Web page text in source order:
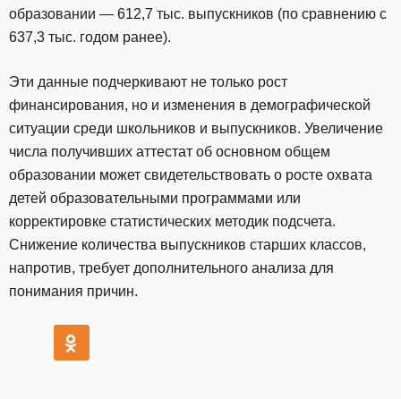
образовании — 612,7 тыс. выпускников (по сравнению с
637,3 тыс. годом ранее).
Эти данные подчеркивают не только рост
финансирования, но и изменения в демографической
ситуации среди школьников и выпускников. Увеличение
числа получивших аттестат об основном общем
образовании может свидетельствовать о росте охвата
детей образовательными программами или
корректировке статистических методик подсчета.
Снижение количества выпускников старших классов,
напротив, требует дополнительного анализа для
понимания причин.